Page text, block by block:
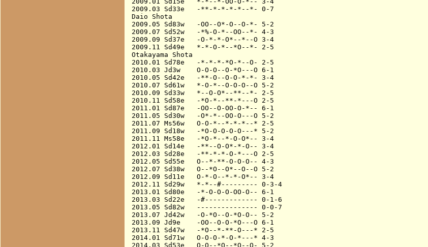
2009.03 Sd33e   -**-*-*-*-*--*- 0-7
Daio Shota
2009.05 Sd83w   -OO--O*-O--O-*- 5-2
2009.07 Sd52w   -*%-O-*--OO--*- 4-3
2009.09 Sd37e   -O-*-*-O*--*--O 3-4
2009.11 Sd49e   *-*-O-*--*O--*- 2-5
Otakayama Shota
2010.01 Sd78e   -*-*-*-*O-*--O- 2-5
2010.03 Jd3w    O-O-O--O-*O---O 6-1
2010.05 Sd42e   -**-O--O-O-*-*- 3-4
2010.07 Sd61w   *-O-*--O-O-O--O 5-2
2010.09 Sd33w   *--O-O*--**--*- 2-5
2010.11 Sd58e   -*O-*--**-*---O 2-5
2011.01 Sd87e   -OO--O-OO-O-*-- 6-1
2011.05 Sd30w   -O*-*--OO-O---O 5-2
2011.07 Ms56w   O-O-*--*-*-*--* 2-5
2011.09 Sd18w   -*O-O-O-O-O---* 5-2
2011.11 Ms58e   -*O-*--*-O-O*-- 3-4
2012.01 Sd14e   -**--O-O*-*-O-- 3-4
2012.03 Sd28e   -**-*-*-O-*---O 2-5
2012.05 Sd55e   O--*-**-O-O-O-- 4-3
2012.07 Sd38w   O--*O--O*--O--O 5-2
2012.09 Sd11e   O-*-O--*-*-O*-- 3-4
2012.11 Sd29w   *-*--#--------- 0-3-4
2013.01 Sd80e   -*-O-O-O-OO-O-- 6-1
2013.03 Sd22e   -#------------- 0-1-6
2013.05 Sd82w   --------------- 0-0-7
2013.07 Jd42w   -O-*O--O-*O-O-- 5-2
2013.09 Jd9e    -OO--O-O-*O---O 6-1
2013.11 Sd47w   -*O--*-**-O---* 2-5
2014.01 Sd71w   O-O-O-*-O-*---* 4-3
2014.03 Sd53e   O-O--*O--*O--O- 5-2